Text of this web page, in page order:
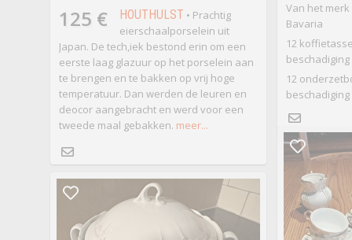
125 € HOUTHULST • Prachtig
eierschaalporselein uit
Japan. De tech,iek bestond erin om een
eerste laag glazuur op het porselein aan
te brengen en te bakken op vrij hoge
temperatuur. Dan werden de leuren en
deocor aangebracht en werd voor een
tweede maal gebakken. meer...
Van het
Bavaria
12
beschadiging
12
beschadiging